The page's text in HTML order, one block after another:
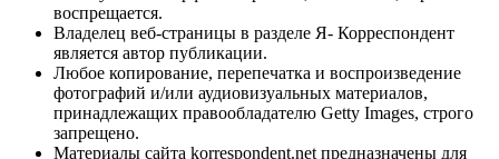
воспрещается.
Владелец веб-страницы в разделе Я- Корреспондент
является автор публикации.
Любое копирование, перепечатка и воспроизведение
фотографий и/или аудиовизуальных материалов,
принадлежащих правообладателю Getty Images, строго
запрещено.
Материалы сайта korrespondent.net предназначены для